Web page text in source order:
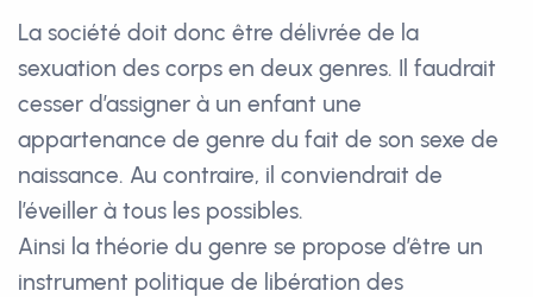
La société doit donc être délivrée de la
sexuation des corps en deux genres. Il faudrait
cesser d’assigner à un enfant une
appartenance de genre du fait de son sexe de
naissance. Au contraire, il conviendrait de
l’éveiller à tous les possibles.
Ainsi la théorie du genre se propose d’être un
instrument politique de libération des